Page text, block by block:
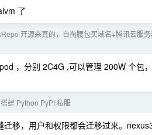
了
开源来真的，自掏腰包买域名+腾讯云服
，分别 2C4G ,可以管理 200W 个包
建 Python PyPI 私服
移，用户和权限都会迁移过来。